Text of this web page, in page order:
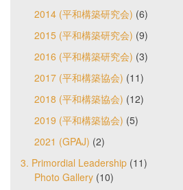
2014 (平和構築研究会) (6)
2015 (平和構築研究会) (9)
2016 (平和構築研究会) (3)
2017 (平和構築協会) (11)
2018 (平和構築協会) (12)
2019 (平和構築協会) (5)
2021 (GPAJ) (2)
3. Primordial Leadership (11)
Photo Gallery (10)